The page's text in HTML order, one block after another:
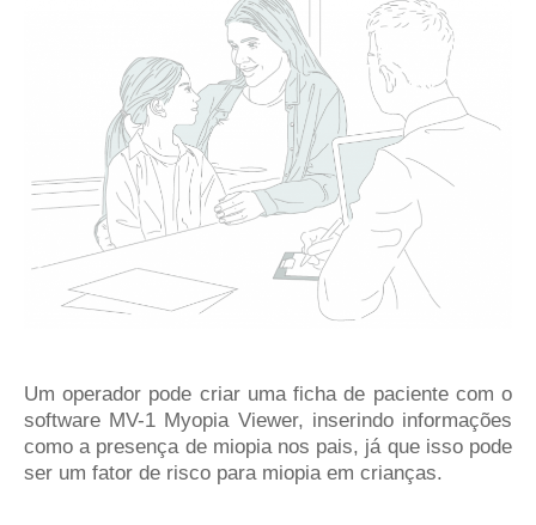
Um operador pode criar uma ficha de paciente com o
software MV-1 Myopia Viewer, inserindo informações
como a presença de miopia nos pais, já que isso pode
ser um fator de risco para miopia em crianças.